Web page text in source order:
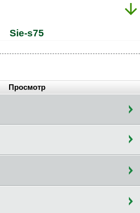
Sie-s75
Просмотр